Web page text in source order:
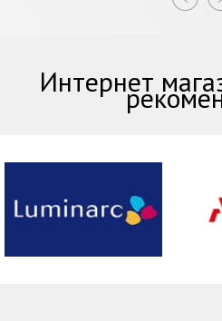
Интернет